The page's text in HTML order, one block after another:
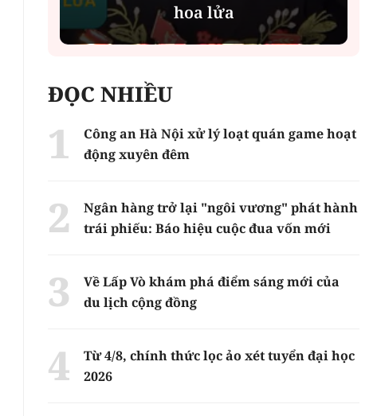
hoa lửa
ĐỌC NHIỀU
Công an Hà Nội xử lý loạt quán game hoạt
động xuyên đêm
Ngân hàng trở lại "ngôi vương" phát hành
trái phiếu: Báo hiệu cuộc đua vốn mới
Về Lấp Vò khám phá điểm sáng mới của
du lịch cộng đồng
Từ 4/8, chính thức lọc ảo xét tuyển đại học
2026